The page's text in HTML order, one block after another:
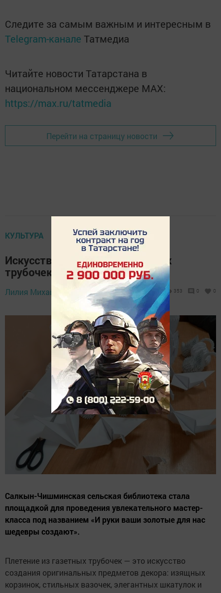
Следите за самым важным и интересным в
Telegram-канале Татмедиа
Читайте новости Татарстана в
национальном мессенджере MАХ:
https://max.ru/tatmedia
Перейти на страницу новости
КУЛЬТУРА
Искусство плетения из газетных
трубочек
Лилия Михайлова,
23 декабря 2025 -
18:52
353 0 0
Салкын-Чишминская сельская библиотека стала
площадкой для проведения увлекательного мастер-
класса под названием «И руки ваши золотые для нас
шедевры создают».
Плетение из газетных трубочек — это искусство
создания оригинальных предметов декора: изящных
корзинок, стильных вазочек, элегантных шкатулок и